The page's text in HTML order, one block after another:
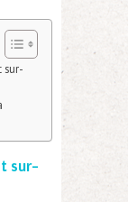
sur-
sur-